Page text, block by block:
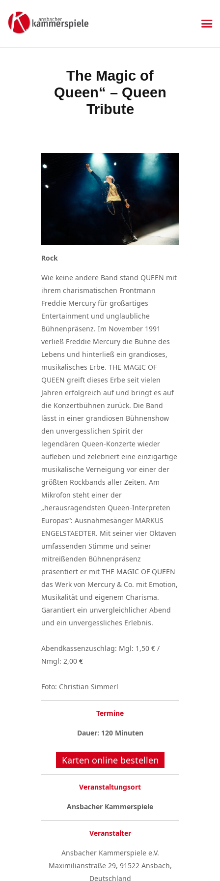
The Magic of
Queen“ – Queen
Tribute
KAMMERSPIELE
Aktuelles
Kartenkauf
Die Kammerspiele
Kontakt & Anfahrt
Impressum
Datenschutzerklärung
Rock
Wie keine andere Band stand QUEEN mit
ihrem charismatischen Frontmann
Freddie Mercury für großartiges
Entertainment und unglaubliche
Bühnenpräsenz. Im November 1991
verließ Freddie Mercury die Bühne des
Lebens und hinterließ ein grandioses,
musikalisches Erbe. THE MAGIC OF
QUEEN greift dieses Erbe seit vielen
Jahren erfolgreich auf und bringt es auf
die Konzertbühnen zurück. Die Band
lässt in einer grandiosen Bühnenshow
den unvergesslichen Spirit der
legendären Queen-Konzerte wieder
aufleben und zelebriert eine einzigartige
musikalische Verneigung vor einer der
größten Rockbands aller Zeiten. Am
Mikrofon steht einer der
„herausragendsten Queen-Interpreten
Europas“: Ausnahmesänger MARKUS
ENGELSTAEDTER. Mit seiner vier Oktaven
umfassenden Stimme und seiner
mitreißenden Bühnenpräsenz
präsentiert er mit THE MAGIC OF QUEEN
das Werk von Mercury & Co. mit Emotion,
Musikalität und eigenem Charisma.
Garantiert ein unvergleichlicher Abend
und ein unvergessliches Erlebnis.
Abendkassenzuschlag: Mgl: 1,50 € /
Nmgl: 2,00 €
Foto: Christian Simmerl
Termine
Dauer: 120 Minuten
Karten online bestellen
Veranstaltungsort
Ansbacher Kammerspiele
Veranstalter
Ansbacher Kammerspiele e.V.
Maximilianstraße 29, 91522 Ansbach,
Deutschland